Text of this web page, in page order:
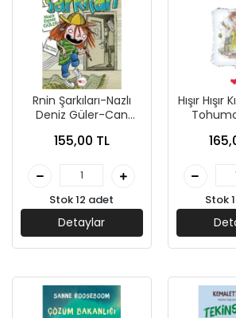
Rnin Şarkıları-Nazlı
Deniz Güler-Can
155,00 TL
Stok 12 adet
Detaylar
Hışır Hışır
Stok